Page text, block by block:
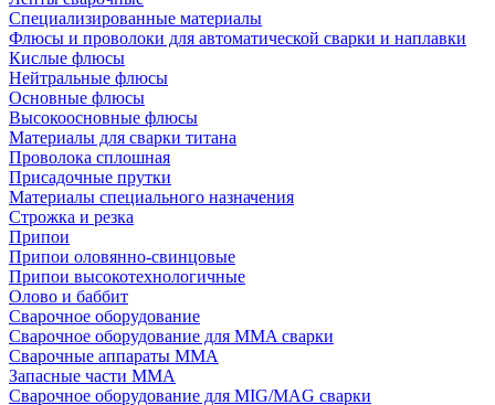
Специализированные материалы
Флюсы и проволоки для автоматической сварки и наплавки
Кислые флюсы
Нейтральные флюсы
Основные флюсы
Высокоосновные флюсы
Материалы для сварки титана
Проволока сплошная
Присадочные прутки
Материалы специального назначения
Строжка и резка
Припои
Припои оловянно-свинцовые
Припои высокотехнологичные
Олово и баббит
Сварочное оборудование
Сварочное оборудование для MMA сварки
Сварочные аппараты MMA
Запасные части MMA
Сварочное оборудование для MIG/MAG сварки